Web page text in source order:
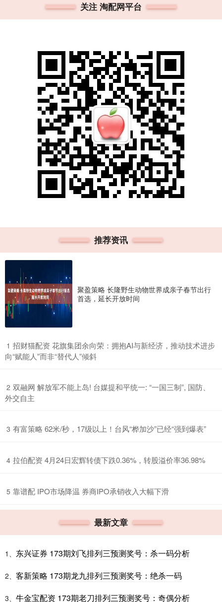
关注 淘配网平台
推荐资讯
聚盈策略 长隆野生动物世界成亲子春节出行
首选，延长开放时间
1 ​招财猫配资 花旗集团余向荣：拥抱AI与新经济，推动技术进步
向“赋能人”而非“替代人”倾斜
2 ​双融网 解放军不能上岛! 台媒提和平统一: “一国三制”, 国防、
外交自主
3 ​有富策略 62米/秒，17级以上！台风“桦加沙”已经“强到爆表”
4 ​拉伯配资 4月24日宏辉转债下跌0.36%，转股溢价率36.98%
5 ​靠谱配 IPO市场降温 券商IPO承销收入大幅下滑
最新文章
1、 东兴证券 173期刘飞排列三预测奖号：杀一码分析
2、 客新策略 173期龙九排列三预测奖号：绝杀一码
3、 牛金宝配资 173期老刀排列三预测奖号：奇偶分析